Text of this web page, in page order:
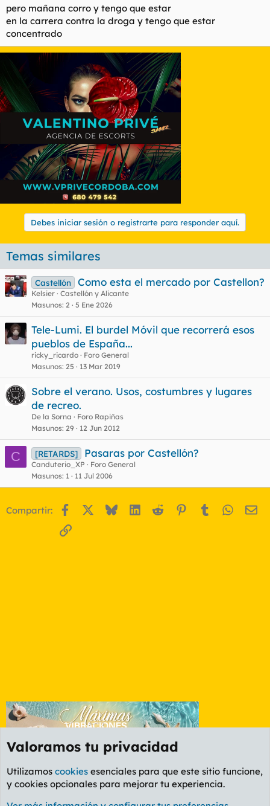
pero mañana corro y tengo que estar
en la carrera contra la droga y tengo que estar
concentrado
Debes iniciar sesión o registrarte para responder aquí.
Temas similares
Castellón Como esta el mercado por Castellon?
Kelsier Castellón y Alicante
Masunos 2 5 Ene 2026
Tele-Lumi. El burdel Móvil que recorrerá esos
pueblos de España...
ricky_ricardo
Foro General
Masunos 25 13 Mar 2019
Sobre el verano. Usos, costumbres y lugares
de recreo.
De la Sorna
Foro Rapiñas
Masunos 29 12 Jun 2012
C [RETARDS] Pasaras por Castellón?
Canduterio_XP
Foro General
Masunos 1 11 Jul 2006
Compartir: Facebook BlueskyLinkedIn
Reddit Pinterest
Tumblr
Enlace
Foro Rapiñas
Valoramos tu privacidad
Utilizamos cookies esenciales para que este sitio funcione,
y cookies opcionales para mejorar tu experiencia.